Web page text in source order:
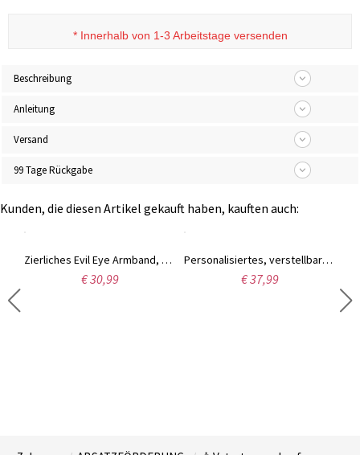
* Innerhalb von 1-3 Arbeitstage versenden
Beschreibung
Anleitung
Versand
99 Tage Rückgabe
Kunden, die diesen Artikel gekauft haben, kauften auch:
Zierliches Evil Eye Armband, kubanische Gliederkette Evil Eye Armband, Messing Evil Eye Schmuck, Geschenk für Frauen & Mädchen, Trauzeugin Geschenk
€ 30,99
Personalisiertes, verstellbares Tigerauge-Armband mit Fotoprojektion, natürliche, runde Heilkristall-Edelsteinarmbänder, Geburtstags-/Vatertagsgeschenk für Männer
€ 37,99